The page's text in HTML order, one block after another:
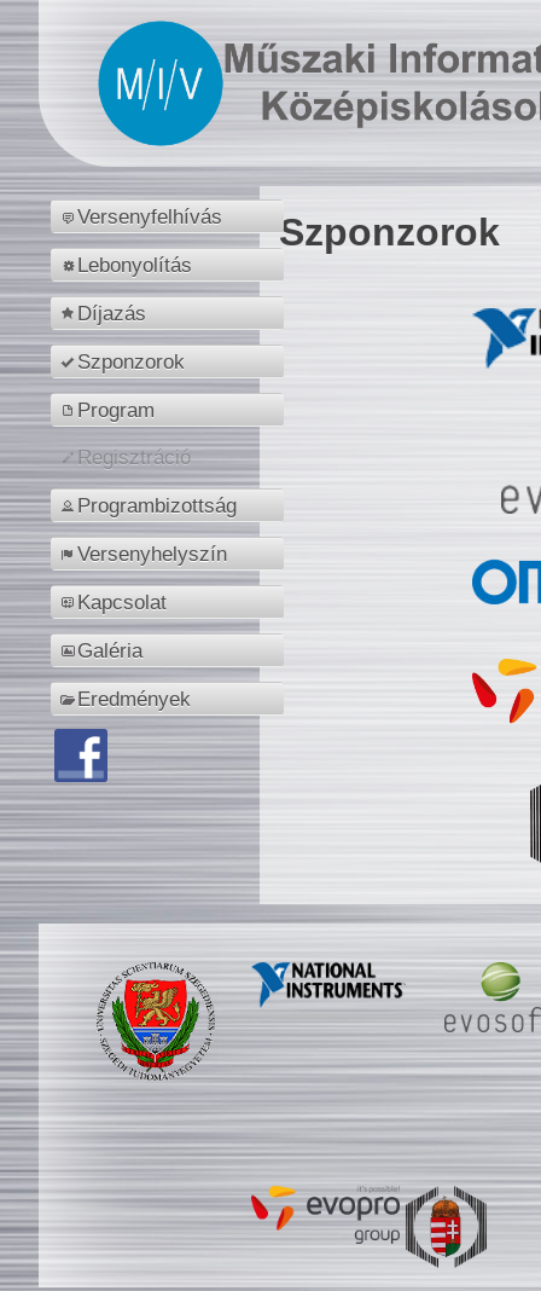
Versenyfelhívás
Lebonyolítás
Díjazás
Szponzorok
Program
Regisztráció
Programbizottság
Versenyhelyszín
Kapcsolat
Galéria
Eredmények
Szponzorok